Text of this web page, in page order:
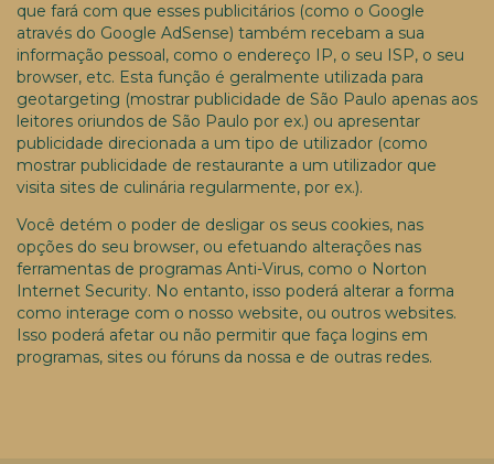
que fará com que esses publicitários (como o Google
através do Google AdSense) também recebam a sua
informação pessoal, como o endereço IP, o seu ISP, o seu
browser, etc. Esta função é geralmente utilizada para
geotargeting (mostrar publicidade de São Paulo apenas aos
leitores oriundos de São Paulo por ex.) ou apresentar
publicidade direcionada a um tipo de utilizador (como
mostrar publicidade de restaurante a um utilizador que
visita sites de culinária regularmente, por ex.).
Você detém o poder de desligar os seus cookies, nas
opções do seu browser, ou efetuando alterações nas
ferramentas de programas Anti-Virus, como o Norton
Internet Security. No entanto, isso poderá alterar a forma
como interage com o nosso website, ou outros websites.
Isso poderá afetar ou não permitir que faça logins em
programas, sites ou fóruns da nossa e de outras redes.